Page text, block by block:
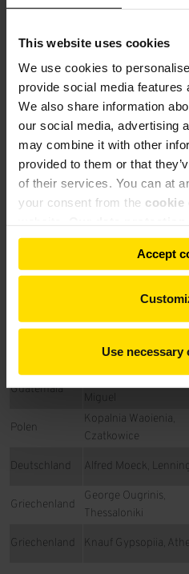
This website uses cookies
We use cookies to
provide social media features
We also share information
our social media, advertising
may combine it with other
provided to them or that
of their services. You can at
your consent from the cookie
Accept
Use necessary
Deutschland Felswerke Goslar
Indien
Bhavnagar
Saudi-Arabien Saudi Sand Lime Bricks
Calcit JSC, Asenovgrad
Frankreich
Produits et Engrais
Chimiques du Rhin
Röben Ceramica,
Deutschland
Österreich Magnifin, Breitenau
Severstal,
Maerz Ofenbau)
Doboj (Thyssen-
Guatemala
Miguel
Polen
Kopalnia Waoienia,
Czatkowice
Deutschland Alfred Moeck,
Griechenland
George Ougrinis,
Thessaloniki
Griechenland Knauf Gypsopiia,